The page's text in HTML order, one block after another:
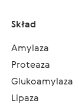
Skład
Amylaza
Proteaza
Glukoamylaza
Lipaza